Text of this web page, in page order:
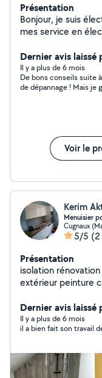
Présentation
Bonjour, je suis
mes service en
soirée ou le
pas à me contacter.
Dernier avis laissé
Il y a plus de 6 mois
De bons conseils suite
de dépannage ! Mais je
Voir le
Kerim
Menuisier
Cugnaux
5/5 (2
Présentation
isolation
extérieur peinture
Dernier avis laissé
Il y a plus de 6 mois
il a bien fait son travail